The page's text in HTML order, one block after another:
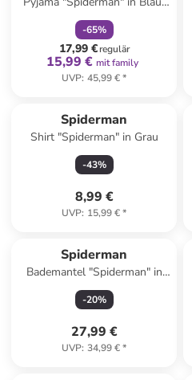
Grau
-65%
17,99 €regulär
15,99 € mit family
UVP: 45,99 €*
Spiderman
Shirt "Spiderman" in Grau
-43%
8,99 €
UVP: 15,99 €*
Spiderman
Bademantel "Spiderman" in
Rot/ Schwarz
-20%
27,99 €
UVP: 34,99 €*